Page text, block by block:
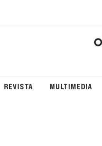
REVISTA MULTIMEDIA